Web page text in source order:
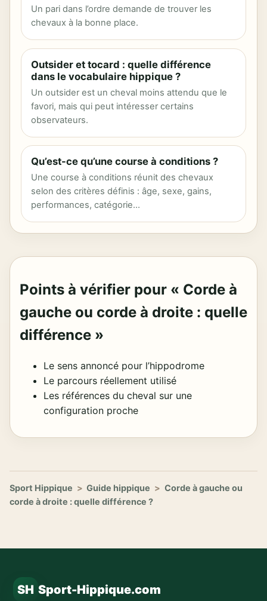
Un pari dans l’ordre demande de trouver les
chevaux à la bonne place.
Outsider et tocard : quelle différence
dans le vocabulaire hippique ?
Un outsider est un cheval moins attendu que le
favori, mais qui peut intéresser certains
observateurs.
Qu’est-ce qu’une course à conditions ?
Une course à conditions réunit des chevaux
selon des critères définis : âge, sexe, gains,
performances, catégorie…
Points à vérifier pour « Corde à
gauche ou corde à droite : quelle
différence »
Le sens annoncé pour l’hippodrome
Le parcours réellement utilisé
Les références du cheval sur une
configuration proche
Sport Hippique > Guide hippique > Corde à gauche ou
corde à droite : quelle différence ?
SH Sport-Hippique.com